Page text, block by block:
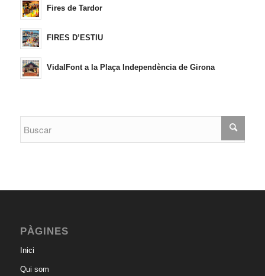
Fires de Tardor
FIRES D’ESTIU
VidalFont a la Plaça Independència de Girona
PÀGINES
Inici
Qui som